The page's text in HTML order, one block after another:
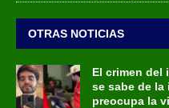
OTRAS NOTICIAS
El crimen del
se sabe de
preocupa la